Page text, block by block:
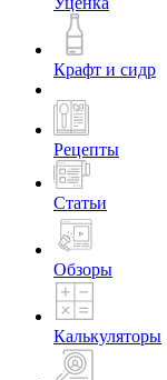
Крафт и сидр
Рецепты
Статьи
Обзоры
Калькуляторы